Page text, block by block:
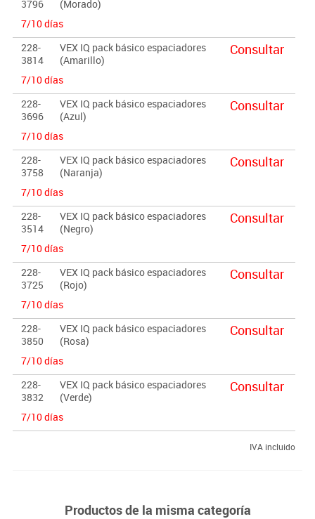
3796
(Morado)
7/10 días
228-
3814
VEX IQ pack básico espaciadores
(Amarillo)
7/10 días
Consultar
228-
3696
VEX IQ pack básico espaciadores
(Azul)
7/10 días
Consultar
228-
3758
VEX IQ pack básico espaciadores
(Naranja)
7/10 días
Consultar
228-
3514
VEX IQ pack básico espaciadores
(Negro)
7/10 días
Consultar
228-
3725
VEX IQ pack básico espaciadores
(Rojo)
7/10 días
Consultar
228-
3850
VEX IQ pack básico espaciadores
(Rosa)
7/10 días
Consultar
228-
3832
VEX IQ pack básico espaciadores
(Verde)
7/10 días
Consultar
IVA incluido
Productos de la misma categoría